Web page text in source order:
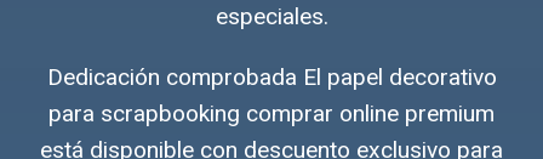
especiales.
Dedicación comprobada El papel decorativo
para scrapbooking comprar online premium
está disponible con descuento exclusivo para